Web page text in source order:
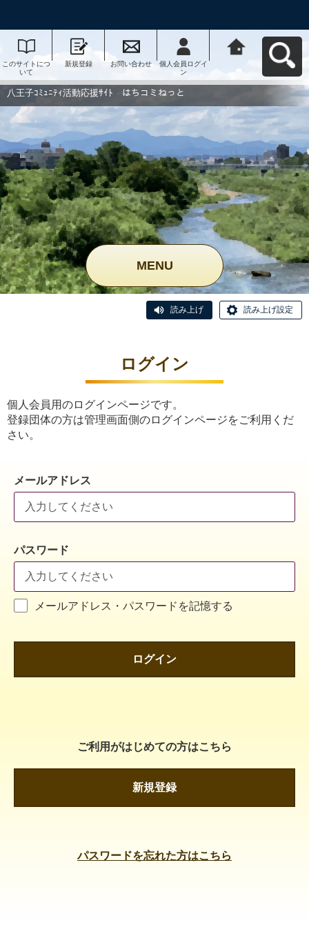
このサイトにつ
いて
新規登録 お問い合わせ
個人会員ログイ
ン
動応援ｻｲﾄ はち
コミねっとへ戻
八王子ｺﾐｭﾆﾃｨ活動応援ｻｲﾄ はちコミねっと
MENU
読み上げ 読み上げ設定
ログイン
個人会員用のログインページです。
登録団体の方は管理画面側のログインページをご利用くだ
さい。
メールアドレス
パスワード
メールアドレス・パスワードを記憶する
ログイン
ご利用がはじめての方はこちら
新規登録
パスワードを忘れた方はこちら